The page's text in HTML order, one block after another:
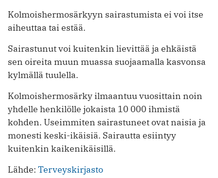
Kolmoishermosärkyyn sairastumista ei voi itse
aiheuttaa tai estää.
Sairastunut voi kuitenkin lievittää ja ehkäistä
sen oireita muun muassa suojaamalla kasvonsa
kylmällä tuulella.
Kolmoishermosärky ilmaantuu vuosittain noin
yhdelle henkilölle jokaista 10 000 ihmistä
kohden. Useimmiten sairastuneet ovat naisia ja
monesti keski-ikäisiä. Sairautta esiintyy
kuitenkin kaikenikäisillä.
Lähde: Terveyskirjasto